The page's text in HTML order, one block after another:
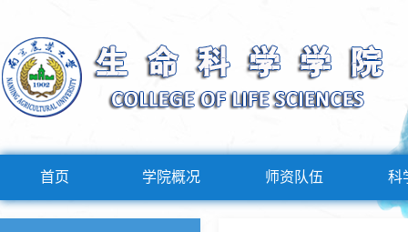
首页 学院概况 师资队伍 科